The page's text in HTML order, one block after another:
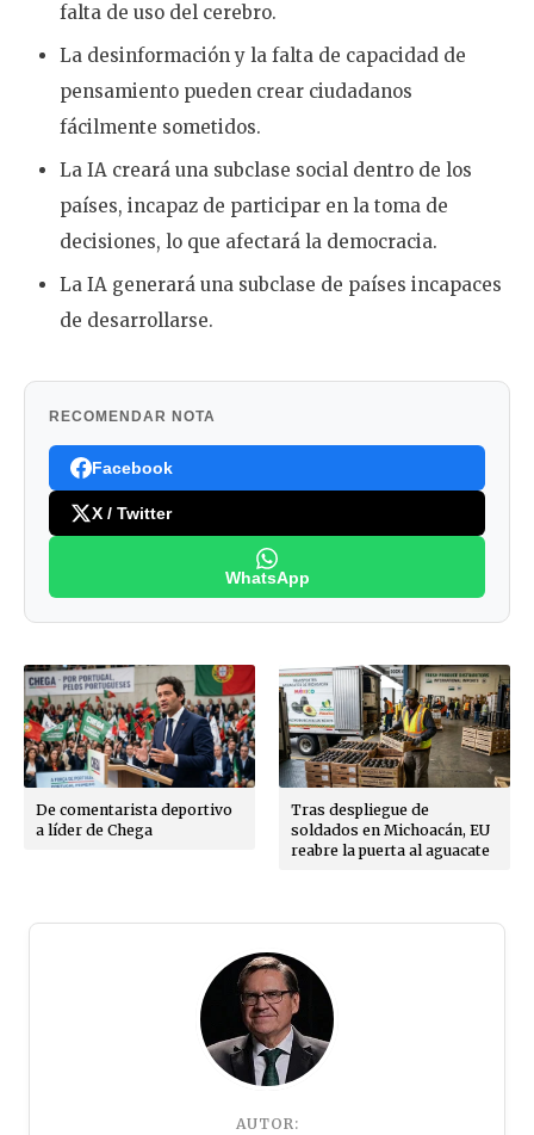
falta de uso del cerebro.
La desinformación y la falta de capacidad de
pensamiento pueden crear ciudadanos
fácilmente sometidos.
La IA creará una subclase social dentro de los
países, incapaz de participar en la toma de
decisiones, lo que afectará la democracia.
La IA generará una subclase de países incapaces
de desarrollarse.
RECOMENDAR NOTA
Facebook
X / Twitter
WhatsApp
De comentarista deportivo
a líder de Chega
Tras despliegue de
soldados en Michoacán, EU
reabre la puerta al aguacate
AUTOR: